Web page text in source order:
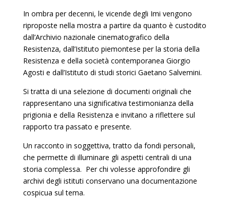
In ombra per decenni, le vicende degli Imi vengono
riproposte nella mostra a partire da quanto è custodito
dall’Archivio nazionale cinematografico della
Resistenza, dall’Istituto piemontese per la storia della
Resistenza e della società contemporanea Giorgio
Agosti e dall’Istituto di studi storici Gaetano Salvemini.
Si tratta di una selezione di documenti originali che
rappresentano una significativa testimonianza della
prigionia e della Resistenza e invitano a riflettere sul
rapporto tra passato e presente.
Un racconto in soggettiva, tratto da fondi personali,
che permette di illuminare gli aspetti centrali di una
storia complessa. Per chi volesse approfondire gli
archivi degli istituti conservano una documentazione
cospicua sul tema.